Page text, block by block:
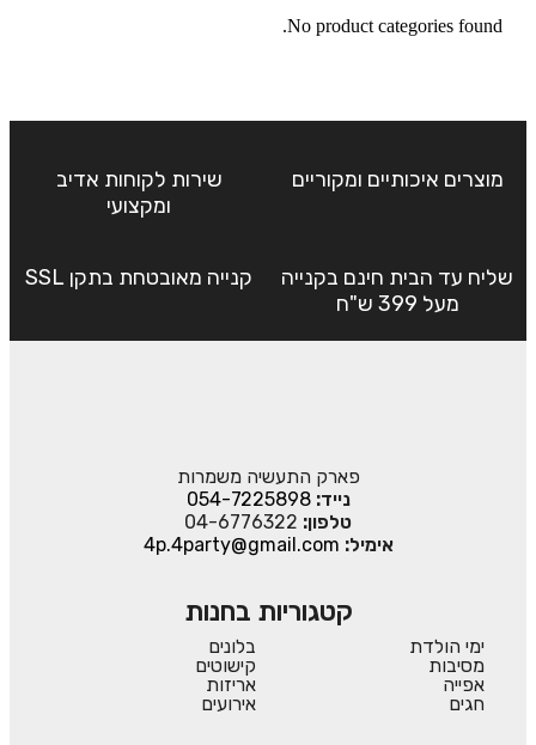
No product categories found.
מוצרים איכותיים ומקוריים
שירות לקוחות אדיב
ומקצועי
שליח עד הבית חינם בקנייה
מעל 399 ש"ח
קנייה מאובטחת בתקן SSL
פארק התעשיה משמרות
נייד:054-7225898
טלפון: 04-6776322
אימיל: 4p.4party@gmail.com
קטגוריות בחנות
ימי הולדת
מסיבות
אפייה
חגים
בלונים
קישוטים
אריזות
אירועים